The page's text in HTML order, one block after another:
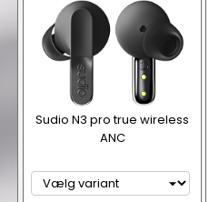
Sudio N3 pro true wireless
ANC